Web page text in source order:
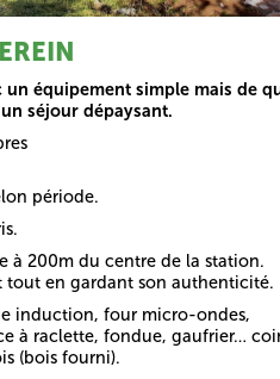
un équipement simple mais de
séjour dépaysant.
période.
à 200m du centre de la station.
tout en gardant son authenticité.
induction, four micro-ondes,
à raclette, fondue, gaufrier…
(bois fourni).